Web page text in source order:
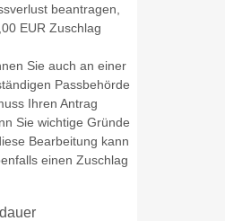
beantragen,
EUR Zuschlag
Sie auch an einer
Passbehörde
Ihren Antrag
Sie wichtige Gründe
Bearbeitung kann
einen Zuschlag